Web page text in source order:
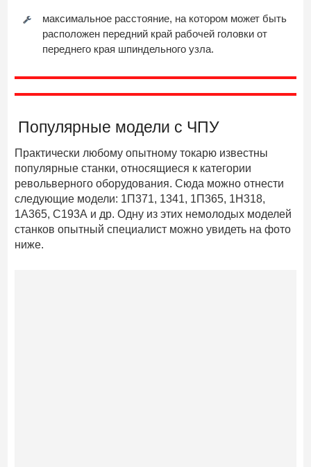
максимальное расстояние, на котором может быть
расположен передний край рабочей головки от
переднего края шпиндельного узла.
Популярные модели с ЧПУ
Практически любому опытному токарю известны
популярные станки, относящиеся к категории
револьверного оборудования. Сюда можно отнести
следующие модели: 1П371, 1341, 1П365, 1Н318,
1А365, С193А и др. Одну из этих немолодых моделей
станков опытный специалист можно увидеть на фото
ниже.